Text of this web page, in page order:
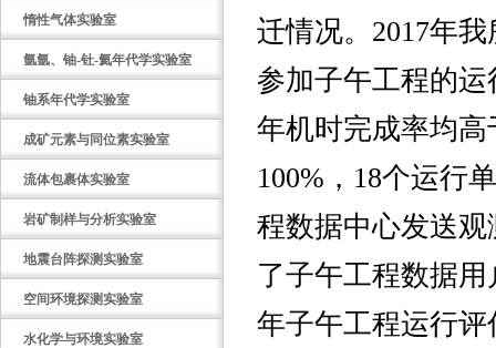
惰性气体实验室
氩氩、铀-钍-氦年代学实验室
铀系年代学实验室
成矿元素与同位素实验室
流体包裹体实验室
岩矿制样与分析实验室
地震台阵探测实验室
空间环境探测实验室
水化学与环境实验室
迁情况。 2017年我
参加子午工程的
年机时完成率均高
100% ， 18个运行
程数据中心发送观
了子午工程数据
年子午工程运行